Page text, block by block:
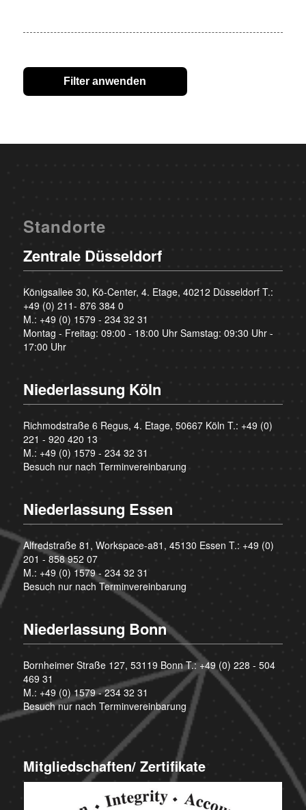
Filter anwenden
Standorte
Zentrale Düsseldorf
Königsallee 30, Kö-Center, 4. Etage, 40212 Düsseldorf T.:
+49 (0) 211- 876 384 0
M.: +49 (0) 1579 - 234 32 31
Montag - Freitag: 09:00 - 18:00 Uhr Samstag: 09:30 Uhr -
17:00 Uhr
Niederlassung Köln
Richmodstraße 6 Regus, 4. Etage, 50667 Köln T.: +49 (0)
221 - 920 420 13
M.: +49 (0) 1579 - 234 32 31
Besuch nur nach Terminvereinbarung
Niederlassung Essen
Alfredstraße 81, Workspace-a81, 45130 Essen T.: +49 (0)
201 - 858 952 07
M.: +49 (0) 1579 - 234 32 31
Besuch nur nach Terminvereinbarung
Niederlassung Bonn
Bornheimer Straße 127, 53119 Bonn T.:+49 (0) 228 - 504
469 31
M.: +49 (0) 1579 - 234 32 31
Besuch nur nach Terminvereinbarung
Mitgliedschaften/ Zertifikate